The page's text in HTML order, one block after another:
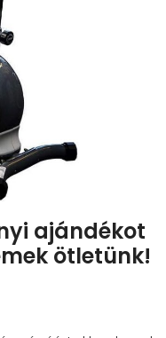
ajándékot
ötletünk!